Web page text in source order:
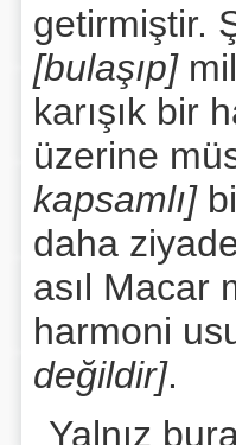
getirmiştir.
[bulaşıp]
karışık bir
üzerine
kapsamlı]
daha
asıl Macar
harmoni
değildir].
Yalnız